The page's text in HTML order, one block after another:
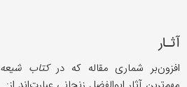
آثـار
افزون‌بر شماری مقاله که درکتاب شیعه